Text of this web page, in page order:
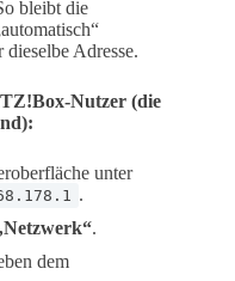
bleibt die
Adresse.
Nutzer (die
unter
.
.
dem